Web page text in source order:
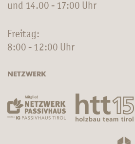
und 14.00 - 17:00 Uhr
Freitag:
8:00 - 12:00 Uhr
NETZWERK